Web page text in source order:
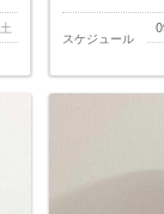
土
スケジュール